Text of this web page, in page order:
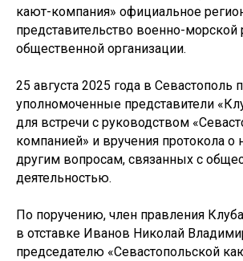
кают-компания» официальное
представительство военно-морской
общественной организации.
25 августа 2025 года в Севастополь
уполномоченные представители
для встречи с руководством
компанией» и вручения протокола о
другим вопросам, связанных с
деятельностью.
По поручению, член правления
в отставке Иванов Николай
председателю «Севастопольской